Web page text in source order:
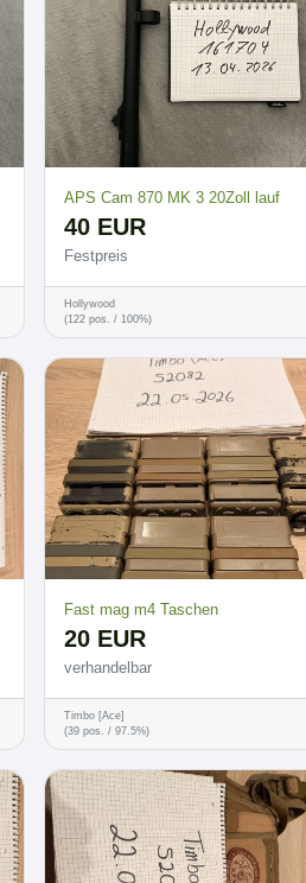
APS Cam 870 MK 3 20Zoll lauf
40 EUR
Festpreis
Hollywood
(122 pos. / 100%)
Fast mag m4 Taschen
20 EUR
verhandelbar
Timbo [Ace]
(39 pos. / 97.5%)